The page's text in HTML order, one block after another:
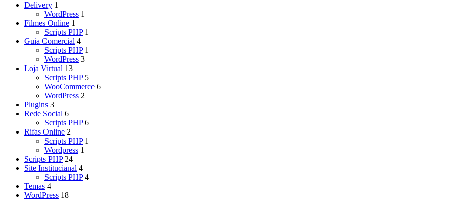
Delivery 1
WordPress 1
Filmes Online 1
Scripts PHP 1
Guia Comercial 4
Scripts PHP 1
WordPress 3
Loja Virtual 13
Scripts PHP 5
WooCommerce 6
WordPress 2
Plugins 3
Rede Social 6
Scripts PHP 6
Rifas Online 2
Scripts PHP 1
Wordpress 1
Scripts PHP 24
Site Institucianal 4
Scripts PHP 4
Temas 4
WordPress 18